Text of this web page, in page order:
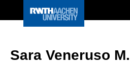
Sara Veneruso